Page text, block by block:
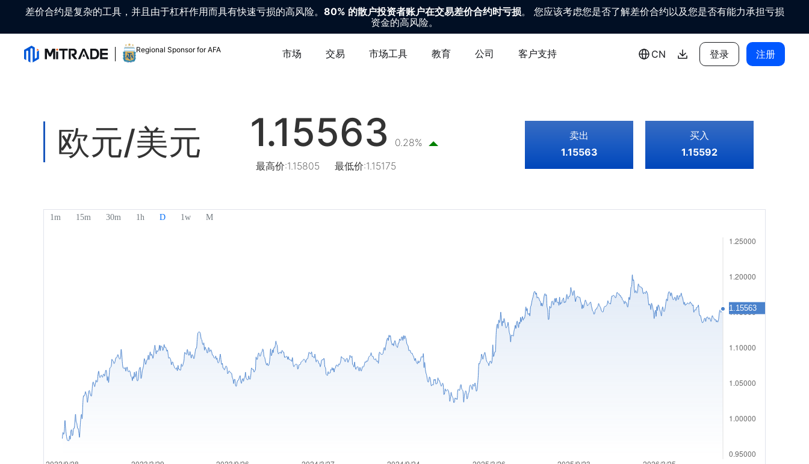
差价合约是复杂的工具，并且由于杠杆作用而具有快速亏损的高风险。 80% 的散户投资者账户在交易差价合约时亏损。 您应该考虑您是否了解差价合约以及您是否有能力承担亏损
资金的高风险。
Regional Sponsor for AFA 市场 交易 市场工具 教育 公司 客户支持 CN 登录 注册
欧元/美元 1.15563
0.28%
最高价:1.15805 最低价:1.15175
卖出
1.15563
买入
1.15592